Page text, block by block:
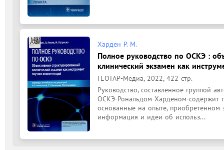
Харден Р. М.
Полное руководство по ОСКЭ :
клинический экзамен как
ГЕОТАР-Медиа, 2022, 422 стр.
Руководство, составленное группой
ОСКЭ-Рональдом Харденом-содержит
основанные на опыте, приобретенном
информация и идеи об использ...